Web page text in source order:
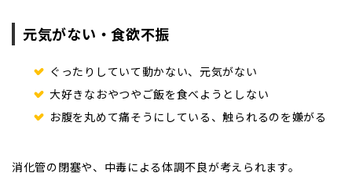
元気がない・食欲不振
ぐったりしていて動かない、元気がない
大好きなおやつやご飯を食べようとしない
お腹を丸めて痛そうにしている、触られるのを嫌がる
消化管の閉塞や、中毒による体調不良が考えられます。